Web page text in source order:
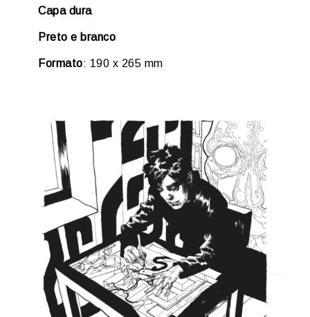
Capa dura
Preto e branco
Formato: 190 x 265 mm